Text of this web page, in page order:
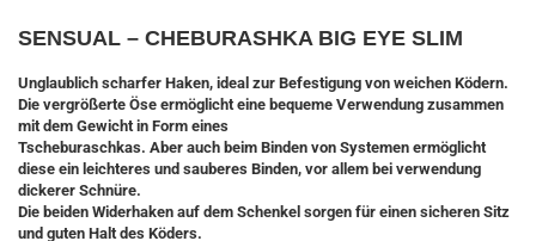
SENSUAL – CHEBURASHKA BIG EYE SLIM
Unglaublich scharfer Haken, ideal zur Befestigung von weichen Ködern.
Die vergrößerte Öse ermöglicht eine bequeme Verwendung zusammen
mit dem Gewicht in Form eines
Tscheburaschkas. Aber auch beim Binden von Systemen ermöglicht
diese ein leichteres und sauberes Binden, vor allem bei verwendung
dickerer Schnüre.
Die beiden Widerhaken auf dem Schenkel sorgen für einen sicheren Sitz
und guten Halt des Köders.